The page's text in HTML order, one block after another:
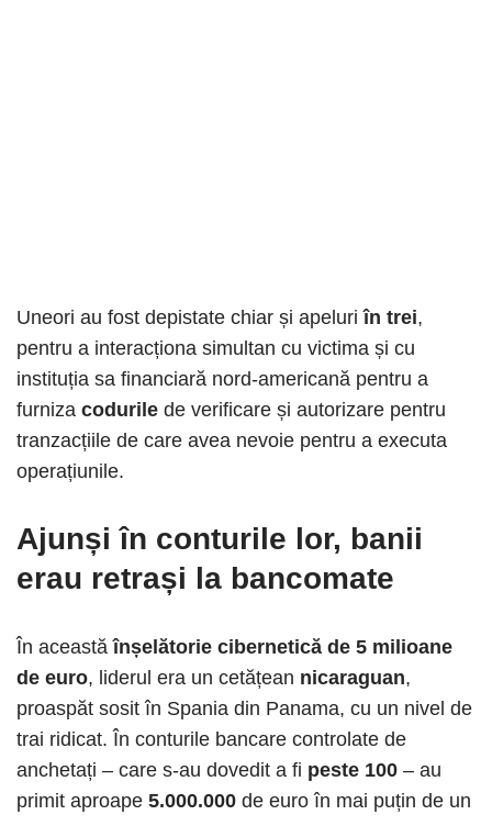
Uneori au fost depistate chiar și apeluriîn trei,
pentru a interacționa simultan cu victima și cu
instituția sa financiară nord-americană pentru a
furniza codurile de verificare și autorizare pentru
tranzacțiile de care avea nevoie pentru a executa
operațiunile.
Ajunși în conturile lor, banii
erau retrași la bancomate
În aceastăînșelătorie cibernetică de 5 milioane
de euro, liderul era un cetățean nicaraguan,
proaspăt sosit în Spania din Panama, cu un nivel de
trai ridicat. În conturile bancare controlate de
anchetați – care s-au dovedit a fi peste 100 – au
primit aproape 5.000.000 de euro în mai puțin de un